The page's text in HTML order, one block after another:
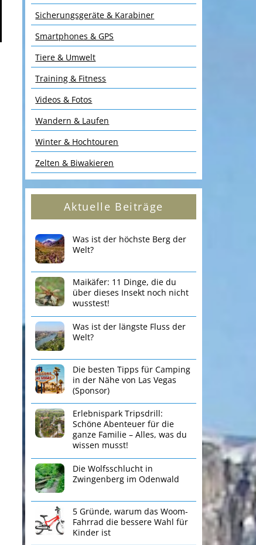
Sicherungsgeräte & Karabiner
Smartphones & GPS
Tiere & Umwelt
Training & Fitness
Videos & Fotos
Wandern & Laufen
Winter & Hochtouren
Zelten & Biwakieren
Aktuelle Beiträge
Was ist der höchste Berg der
Welt?
Maikäfer: 11 Dinge, die du
über dieses Insekt noch nicht
wusstest!
Was ist der längste Fluss der
Welt?
Die besten Tipps für Camping
in der Nähe von Las Vegas
(Sponsor)
Erlebnispark Tripsdrill:
Schöne Abenteuer für die
ganze Familie – Alles, was du
wissen musst!
Die Wolfsschlucht in
Zwingenberg im Odenwald
5 Gründe, warum das Woom-
Fahrrad die bessere Wahl für
Kinder ist